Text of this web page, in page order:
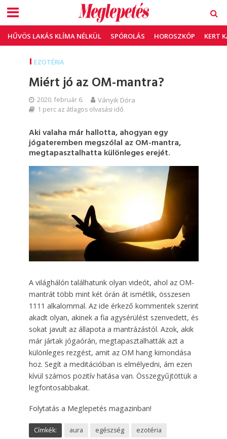
HŰVÖS LAKÁS KLÍMA NÉLKÜL SPÓROLÁS HOROSZKÓP KERT
EZOTÉRIA
Miért jó az OM-mantra?
2020. február 6. Ványik Dóra
1 perc az átlagos olvasási idő
Aki valaha már hallotta, ahogyan egy
jógateremben megszólal az OM-mantra,
megtapasztalhatta különleges erejét.
A világhálón találhatunk olyan videót, ahol az OM-
mantrát több mint két órán át ismétlik, összesen
1111 alkalommal. Az ide érkező kommentek szerint
akadt olyan, akinek a fia agysérülést szenvedett, és
sokat javult az állapota a mantrázástól. Azok, akik
már jártak jógaórán, megtapasztalhatták azt a
különleges rezgést, amit az OM hang kimondása
hoz. Segít a meditációban is elmélyedni, ám ezen
kívül számos pozitív hatása van. Összegyűjtöttük a
legfontosabbakat.
Folytatás a Meglepetés magazinban!
Címkék: aura egészség
ezotéria